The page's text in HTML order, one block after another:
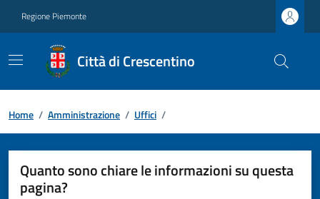
Regione Piemonte
Città di Crescentino
Home / Amministrazione / Uffici /
Quanto sono chiare le informazioni su questa
pagina?